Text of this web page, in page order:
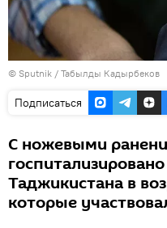
© Sputnik / Табылды Кадырбеков
Подписаться
С ножевыми
Таджикистана в
которые